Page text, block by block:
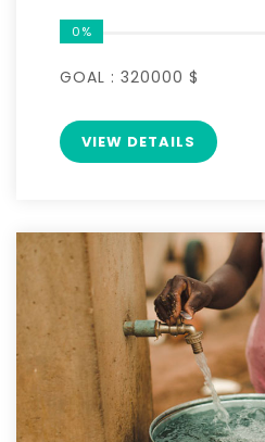
0%
GOAL : 320000 $
VIEW DETAILS